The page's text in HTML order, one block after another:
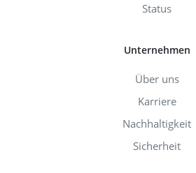
Status
Unternehmen
Über uns
Karriere
Nachhaltigkeit
Sicherheit